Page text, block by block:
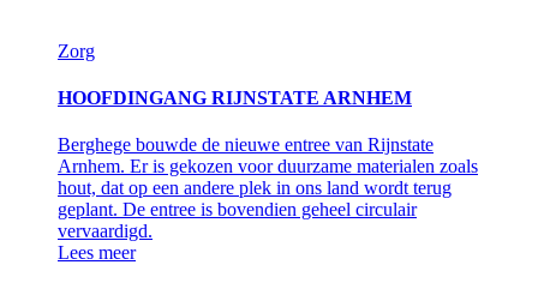
Zorg
HOOFDINGANG RIJNSTATE ARNHEM
Berghege bouwde de nieuwe entree van Rijnstate
Arnhem. Er is gekozen voor duurzame materialen zoals
hout, dat op een andere plek in ons land wordt terug
geplant. De entree is bovendien geheel circulair
vervaardigd.
Lees meer